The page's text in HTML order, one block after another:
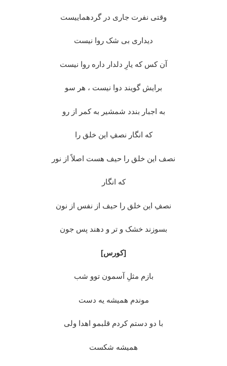
وقتی نفرت جاری در گردهماییست
دیداری بی شک روا نیست
آن کس که یارِ دلدار داره روا نیست
برایش گویند دوا نیست ، هر سو
به اجبار بندد شمشیر به کمر از رو
که انگار نصفِ این خلق را
نصف این خلق را حیف هست اصلاً از نور
که انگار
نصفِ این خلق را حیف از نفس از نون
بسوزند خشک و تر و دهند پس جون
[کورس]
بازم مثلِ آسمون توو شب
موندم همیشه یه دست
با دو دستم کردم قلبمو اهدا ولی
همیشه شکست